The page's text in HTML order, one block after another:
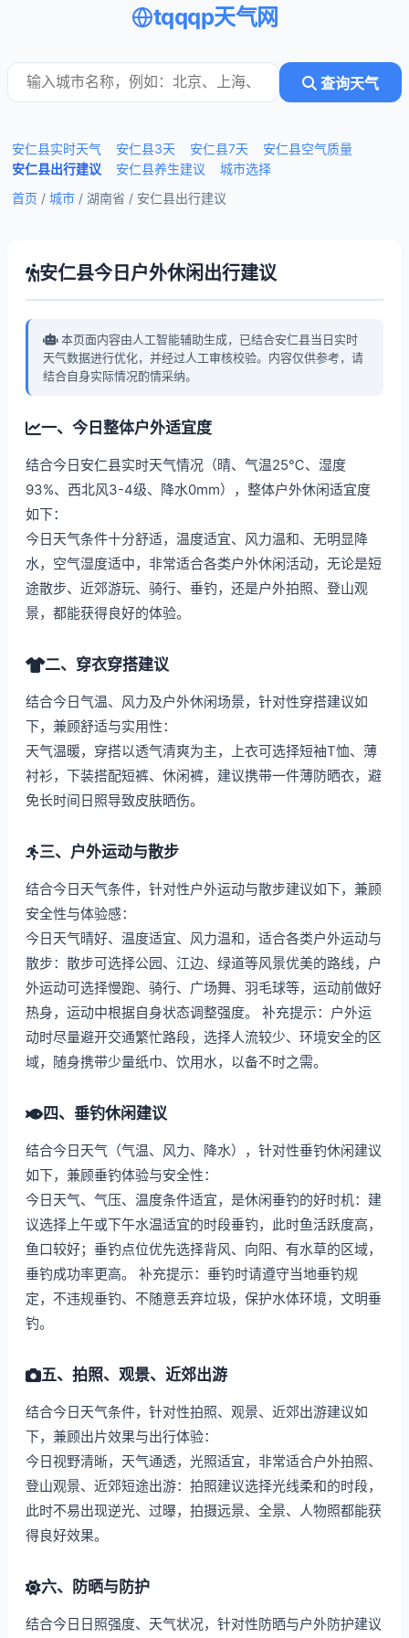
tqqqp天气网
查询天气
安仁县实时天气 安仁县3天 安仁县7天
安仁县空气质量
安仁县出行建议
安仁县养生建议
城市选择
首页 / 城市 / 湖南省 / 安仁县出行建议
安仁县今日户外休闲出行建议
本页面内容由人工智能辅助生成，已结合安仁县当日实时
天气数据进行优化，并经过人工审核校验。内容仅供参考，请
结合自身实际情况酌情采纳。
一、今日整体户外适宜度
结合今日安仁县实时天气情况（晴、气温25℃、湿度
93%、西北风3-4级、降水0mm），整体户外休闲适宜度
如下：
今日天气条件十分舒适，温度适宜、风力温和、无明显降
水，空气湿度适中，非常适合各类户外休闲活动，无论是短
途散步、近郊游玩、骑行、垂钓，还是户外拍照、登山观
景，都能获得良好的体验。
二、穿衣穿搭建议
结合今日气温、风力及户外休闲场景，针对性穿搭建议如
下，兼顾舒适与实用性：
天气温暖，穿搭以透气清爽为主，上衣可选择短袖T恤、薄
衬衫，下装搭配短裤、休闲裤，建议携带一件薄防晒衣，避
免长时间日照导致皮肤晒伤。
三、户外运动与散步
结合今日天气条件，针对性户外运动与散步建议如下，兼顾
安全性与体验感：
今日天气晴好、温度适宜、风力温和，适合各类户外运动与
散步：散步可选择公园、江边、绿道等风景优美的路线，户
外运动可选择慢跑、骑行、广场舞、羽毛球等，运动前做好
热身，运动中根据自身状态调整强度。 补充提示：户外运
动时尽量避开交通繁忙路段，选择人流较少、环境安全的区
域，随身携带少量纸巾、饮用水，以备不时之需。
四、垂钓休闲建议
结合今日天气（气温、风力、降水），针对性垂钓休闲建议
如下，兼顾垂钓体验与安全性：
今日天气、气压、温度条件适宜，是休闲垂钓的好时机：建
议选择上午或下午水温适宜的时段垂钓，此时鱼活跃度高，
鱼口较好；垂钓点位优先选择背风、向阳、有水草的区域，
垂钓成功率更高。 补充提示：垂钓时请遵守当地垂钓规
定，不违规垂钓、不随意丢弃垃圾，保护水体环境，文明垂
钓。
五、拍照、观景、近郊出游
结合今日天气条件，针对性拍照、观景、近郊出游建议如
下，兼顾出片效果与出行体验：
今日视野清晰，天气通透，光照适宜，非常适合户外拍照、
登山观景、近郊短途出游：拍照建议选择光线柔和的时段，
此时不易出现逆光、过曝，拍摄远景、全景、人物照都能获
得良好效果。
六、防晒与防护
结合今日日照强度、天气状况，针对性防晒与户外防护建议